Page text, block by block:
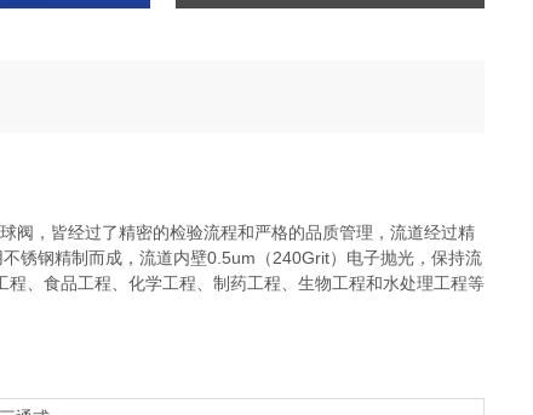
阀，皆经过了精密的检验流程和严格的品质管理，流道经过精
锈钢精制而成，流道内壁0.5um（240Grit）电子抛光，保持流
、食品工程、化学工程、制药工程、生物工程和水处理工程等